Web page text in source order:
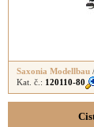
Saxonia Modellbau /
Kat. č.: 120110-80